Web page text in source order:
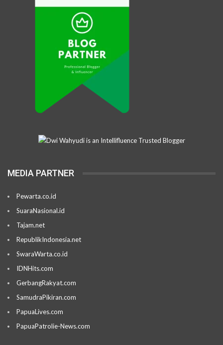
MEDIA PARTNER
Pewarta.co.id
SuaraNasional.id
Tajam.net
RepublikIndonesia.net
SwaraWarta.co.id
IDNHits.com
GerbangRakyat.com
SamudraPikiran.com
PapuaLives.com
PapuaPatrolie-News.com